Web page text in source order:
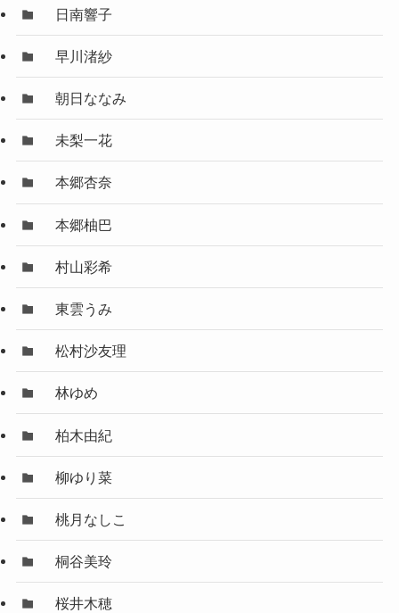
日南響子
早川渚紗
朝日ななみ
未梨一花
本郷杏奈
本郷柚巴
村山彩希
東雲うみ
松村沙友理
林ゆめ
柏木由紀
柳ゆり菜
桃月なしこ
桐谷美玲
桜井木穂